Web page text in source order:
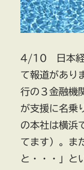
4/10 日本経
て報道があり
行の３金融機
が支援に名乗
の本社は横浜
てます）。ま
と・・・」と